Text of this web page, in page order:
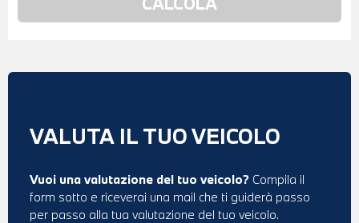
VALUTA IL TUO VEICOLO
Vuoi una valutazione del tuo veicolo? Compila il
form sotto e riceverai una mail che ti guiderà passo
per passo alla tua valutazione del tuo veicolo.